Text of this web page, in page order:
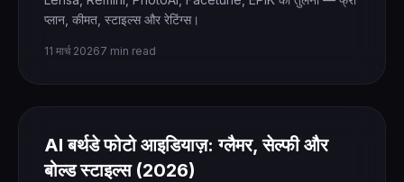
प्लान, कीमत, स्टाइल्स और रेटिंग्स।
11 मार्च 20267 min read
AI बर्थडे फोटो आइडियाज़: ग्लैमर, सेल्फी और
बोल्ड स्टाइल्स (2026)